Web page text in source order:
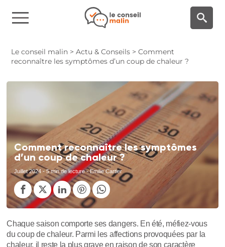
Le conseil malin >Actu & Conseils >Comment
reconnaître les symptômes d’un coup de chaleur ?
Comment reconnaître les symptômes
d’un coup de chaleur ?
Juillet 2024 - 5 min de lecture - Emilie Cartier
Chaque saison comporte ses dangers. En été, méfiez-vous
du coup de chaleur. Parmi les affections provoquées par la
chaleur, il reste la plus grave en raison de son caractère